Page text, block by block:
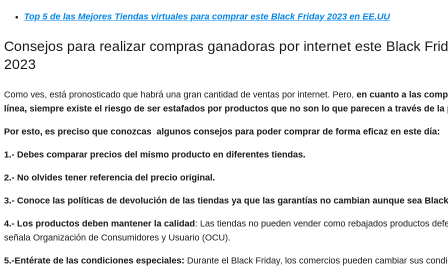
Top 5 de las Mejores Tiendas virtuales para comprar este Black Friday 2023 en EE.UU
Consejos para realizar compras ganadoras por internet este Black
2023
Como ves, está pronosticado que habrá una gran cantidad de ventas por internet. Pero, en cuanto a las
línea, siempre existe el riesgo de ser estafados por productos que no son lo que parecen a través de
Por esto, es preciso que conozcas algunos consejos para poder comprar de forma eficaz en este día:
1.- Debes comparar precios del mismo producto en diferentes tiendas.
2.- No olvides tener referencia del precio original.
3.- Conoce las políticas de devolución de las tiendas ya que las garantías no cambian aunque sea
4.- Los productos deben mantener la calidad : Las tiendas no pueden vender como rebajados productos
señala Organización de Consumidores y Usuario (OCU).
5.-Entérate de las condiciones especiales: Durante el Black Friday, los comercios pueden cambiar sus